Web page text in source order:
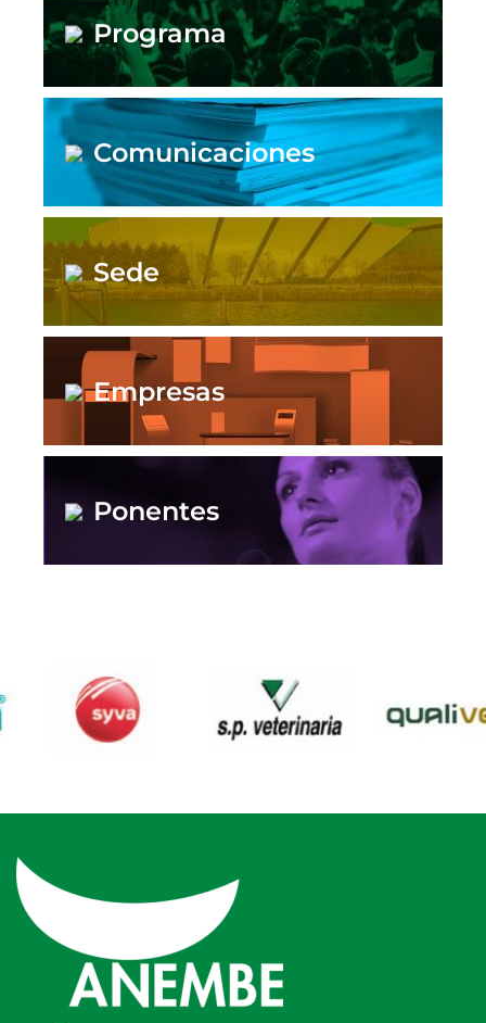
Programa
Comunicaciones
Sede
Empresas
Ponentes